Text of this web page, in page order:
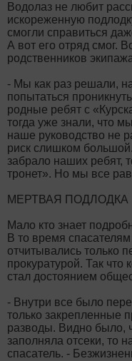
Водолаз не любит
искореженную
смогли справиться
А вот его отряд смог.
родственников
- Мы как раз решали,
попытаться
родные ребят с
тогда уже знали, что
наше руководство не
риск слишком
забрало наших ребят,
тронет». Но мы все
МЕРТВАЯ ПОДЛОДКА
Мало кто знает
В то время
отчитывались только
прокуратурой. Так
стал достоянием
- Внутри все было
только закрепленные
разводы. Видно было,
заполняла отсеки, то
спасатель. -